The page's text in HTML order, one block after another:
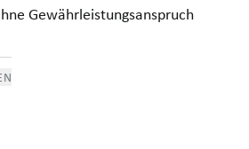
Gewährleistungsanspruch